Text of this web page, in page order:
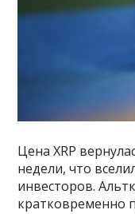
Цена XRP
недели, что
инвесторов.
кратковременно